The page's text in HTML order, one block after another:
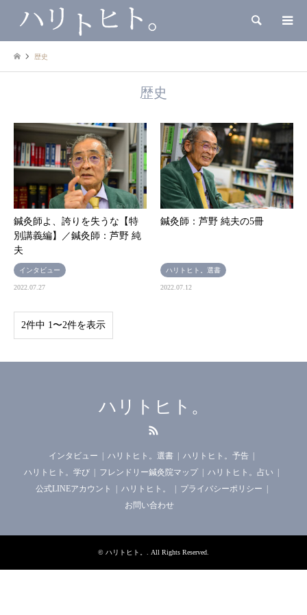
検索
歴史
歴史
鍼灸師よ、誇りを失うな【特
別講義編】／鍼灸師：芦野 純
夫
インタビュー
2022.07.27
鍼灸師：芦野 純夫の5冊
ハリトヒト。選書
2022.07.12
2件中 1〜2件を表示
ハリトヒト。
インタビュー ハリトヒト。選書
ハリトヒト。予告
ハリトヒト。学び
フレンドリー鍼灸院マップ
ハリトヒト。占い
公式LINEアカウント
ハリトヒト。
プライバシーポリシー
お問い合わせ
© ハリトヒト。 . All Rights Reserved.